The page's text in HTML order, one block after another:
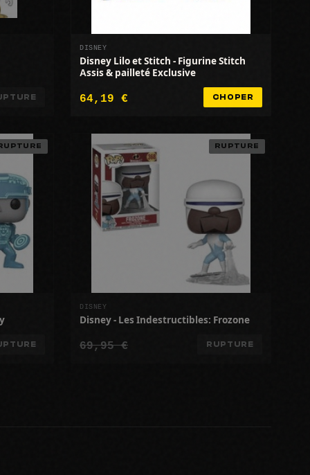
DISNEY
Disney Lilo et Stitch - Figurine Stitch
Assis & pailleté Exclusive
64,19 € CHOPER
RUPTURE
DISNEY
Disney - Les Indestructibles: Frozone
69,95 € RUPTURE